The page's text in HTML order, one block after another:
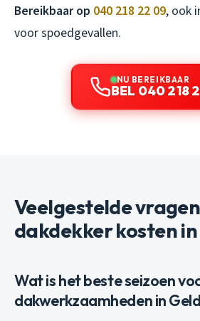
Bereikbaar op 040 218 22 09, ook
voor spoedgevallen.
NU BEREIKBAAR
BEL 040 218
Veelgestelde
dakdekker kosten
Wat is het beste seizoen
dakwerkzaamheden in